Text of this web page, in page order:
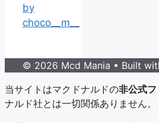
by
choco__m__
© 2026 Mcd Mania • Built
当サイトはマクドナルドの非公式フ
ナルド社とは一切関係ありません。